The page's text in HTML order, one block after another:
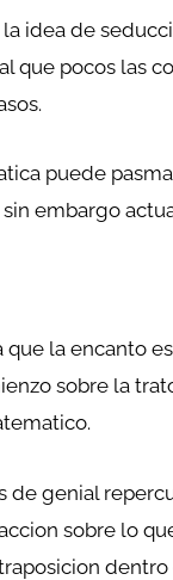
idea de
que pocos las
puede
embargo
la encanto
sobre la
genial
sobre lo